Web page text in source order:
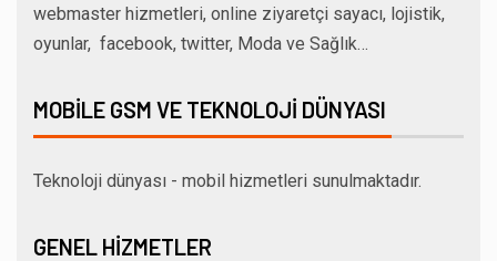
webmaster hizmetleri, online ziyaretçi sayacı, lojistik,
oyunlar, facebook, twitter, Moda ve Sağlık…
MOBILE GSM VE TEKNOLOJI DÜNYASI
Teknoloji dünyası - mobil hizmetleri sunulmaktadır.
GENEL HIZMETLER